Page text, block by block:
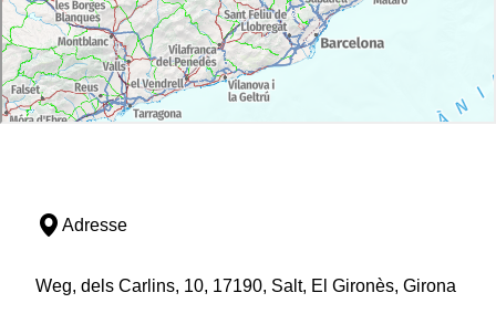
Adresse
Weg, dels Carlins, 10, 17190, Salt, El Gironès, Girona